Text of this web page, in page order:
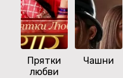
Прятки
любви
Чашни